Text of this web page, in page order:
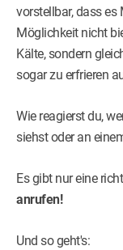
vorstellbar, dass es
Möglichkeit nicht
Kälte, sondern
sogar zu erfrieren
Wie reagierst du,
siehst oder an
Es gibt nur eine
anrufen!
Und so geht's: